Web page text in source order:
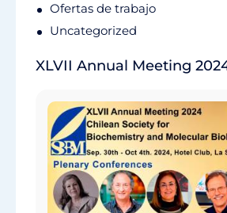
Ofertas de trabajo
Uncategorized
XLVII Annual Meeting